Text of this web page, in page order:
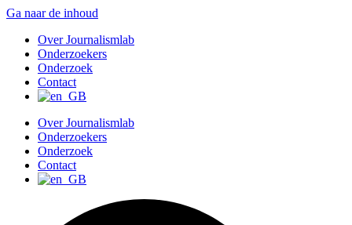
Ga naar de inhoud
Over Journalismlab
Onderzoekers
Onderzoek
Contact
Over Journalismlab
Onderzoekers
Onderzoek
Contact